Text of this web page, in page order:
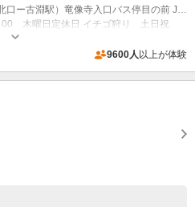
(1)神奈中 淵22系統（淵野辺駅北口ー古淵駅）竜像寺入口バス停目の前 JR古淵駅より徒歩8分
00 木曜日定休日 イチゴ狩り 土日祝
～
9600人 以上が体験